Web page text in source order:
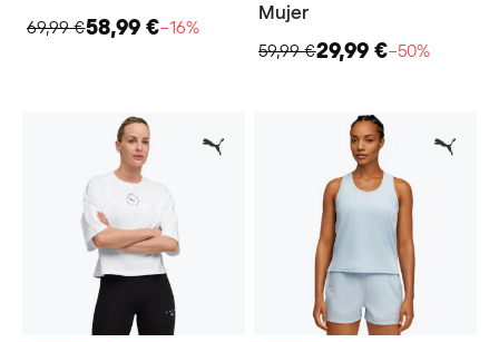
69,99 €58,99 €−16%
Mujer
59,99 €29,99 €−50%